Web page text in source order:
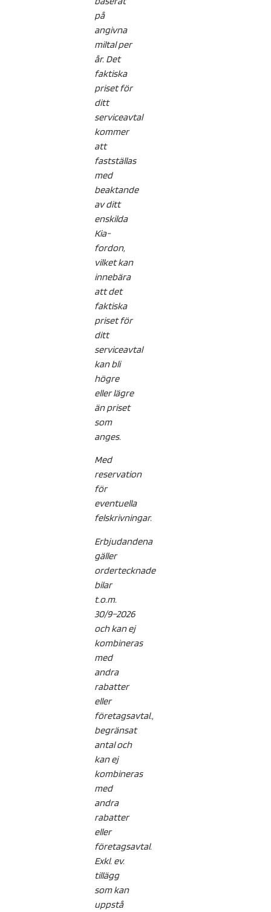
på
angivna
miltal per
år. Det
faktiska
priset för
ditt
serviceavtal
kommer
att
fastställas
med
beaktande
av ditt
enskilda
Kia-
fordon,
vilket kan
innebära
att det
faktiska
priset för
ditt
serviceavtal
kan bli
högre
eller lägre
än priset
som
anges.
Med
reservation
för
eventuella
felskrivningar.
Erbjudandena
gäller
ordertecknade
bilar
t.o.m.
30/9–2026
och kan ej
kombineras
med
andra
rabatter
eller
företagsavtal.,
begränsat
antal och
kan ej
kombineras
med
andra
rabatter
eller
företagsavtal.
Exkl. ev.
tillägg
som kan
uppstå